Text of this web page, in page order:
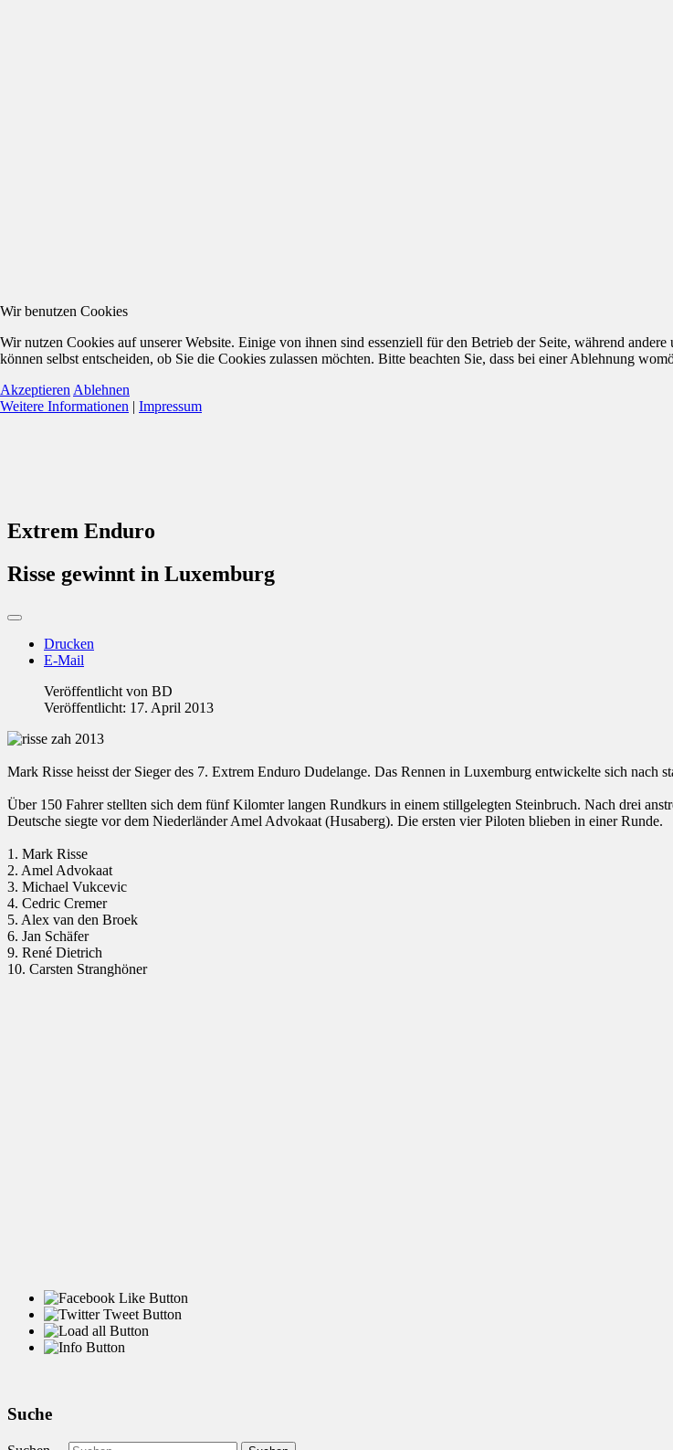
Extrem Enduro
Risse gewinnt in Luxemburg
Drucken
E-Mail
Veröffentlicht von BD
Veröffentlicht: 17. April 2013
Mark Risse heisst der Sieger des 7. Extrem Enduro Dudelange. Das Rennen in Luxemburg entwickelte sich nach
Über 150 Fahrer stellten sich dem fünf Kilomter langen Rundkurs in einem stillgelegten Steinbruch. Nach drei
Deutsche siegte vor dem Niederländer Amel Advokaat (Husaberg). Die ersten vier Piloten blieben in einer Runde.
1. Mark Risse
2. Amel Advokaat
3. Michael Vukcevic
4. Cedric Cremer
5. Alex van den Broek
6. Jan Schäfer
9. René Dietrich
10. Carsten Stranghöner
Suche
Wir benutzen Cookies
Wir nutzen Cookies auf unserer Website. Einige von ihnen sind essenziell für den Betrieb der Seite, während
können selbst entscheiden, ob Sie die Cookies zulassen möchten. Bitte beachten Sie, dass bei einer Ablehnung
Akzeptieren Ablehnen
Weitere Informationen | Impressum